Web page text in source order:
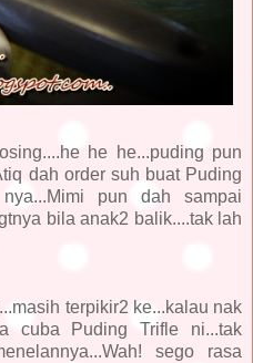
he he...puding pun
dah order suh buat Puding
pun dah sampai
bila anak2 balik....tak lah
terpikir2 ke...kalau nak
cuba Puding Trifle ni...tak
sego rasa